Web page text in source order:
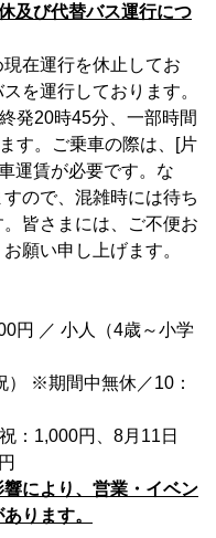
及び代替バス運行につ
在運行を休止してお
を運行しております。
発20時45分、一部時間
す。ご乗車の際は、[片
運賃が必要です。な
ので、混雑時には待ち
皆さまには、ご不便お
願い申し上げます。
円 ／ 小人（4歳～小学
） ※期間中無休／10：
：1,000円、8月11日
により、営業・イベン
ります。